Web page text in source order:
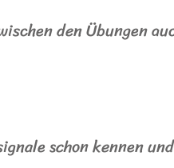
den Übungen
schon kennen und